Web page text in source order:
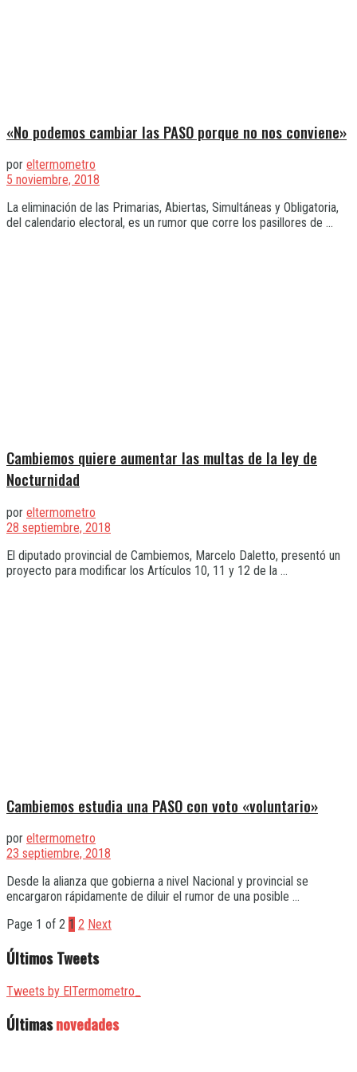
«No podemos cambiar las PASO porque no nos conviene»
por eltermometro
5 noviembre, 2018
La eliminación de las Primarias, Abiertas, Simultáneas y Obligatoria,
del calendario electoral, es un rumor que corre los pasillores de ...
Cambiemos quiere aumentar las multas de la ley de
Nocturnidad
por eltermometro
28 septiembre, 2018
El diputado provincial de Cambiemos, Marcelo Daletto, presentó un
proyecto para modificar los Artículos 10, 11 y 12 de la ...
Cambiemos estudia una PASO con voto «voluntario»
por eltermometro
23 septiembre, 2018
Desde la alianza que gobierna a nivel Nacional y provincial se
encargaron rápidamente de diluir el rumor de una posible ...
Page 1 of 2 1 2 Next
Últimos Tweets
Tweets by ElTermometro_
Últimasnovedades